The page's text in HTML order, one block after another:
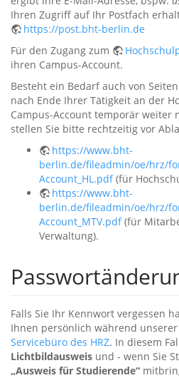
Ihren Zugriff auf Ihr Postfach
https://post.bht-berlin.de
Für den Zugang zum
ihren Campus-Account.
Besteht ein Bedarf auch von
nach Ende Ihrer Tätigkeit an der
Campus-Account temporär weiter
stellen Sie bitte rechtzeitig vor
https://www.bht-
berlin.de/fileadmin/oe/hrz/
Account_HL.pdf(für
https://www.bht-
berlin.de/fileadmin/oe/hrz/
Account_MTV.pdf(für
Verwaltung).
Falls Sie Ihr Kennwort vergessen
Ihnen persönlich während
Servicebüro des HRZ. In diesem
Lichtbildausweis und - wenn Sie
„Ausweis für Studierende“